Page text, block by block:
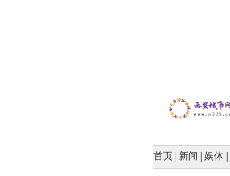
首页 新闻 娱体